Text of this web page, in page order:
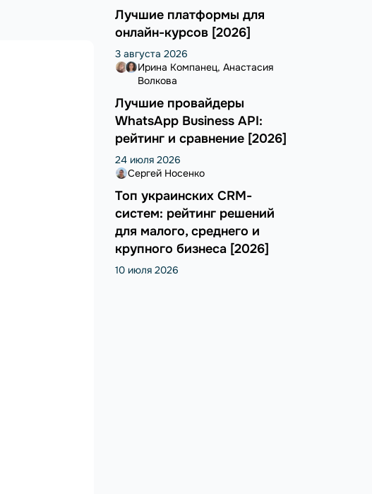
Лучшие платформы для
онлайн-курсов [2026]
3 августа 2026
Ирина Компанец Анастасия
Волкова
Лучшие провайдеры
WhatsApp Business API:
рейтинг и сравнение [2026]
24 июля 2026
Сергей Носенко
Топ украинских CRM-
систем: рейтинг решений
для малого, среднего и
крупного бизнеса [2026]
10 июля 2026